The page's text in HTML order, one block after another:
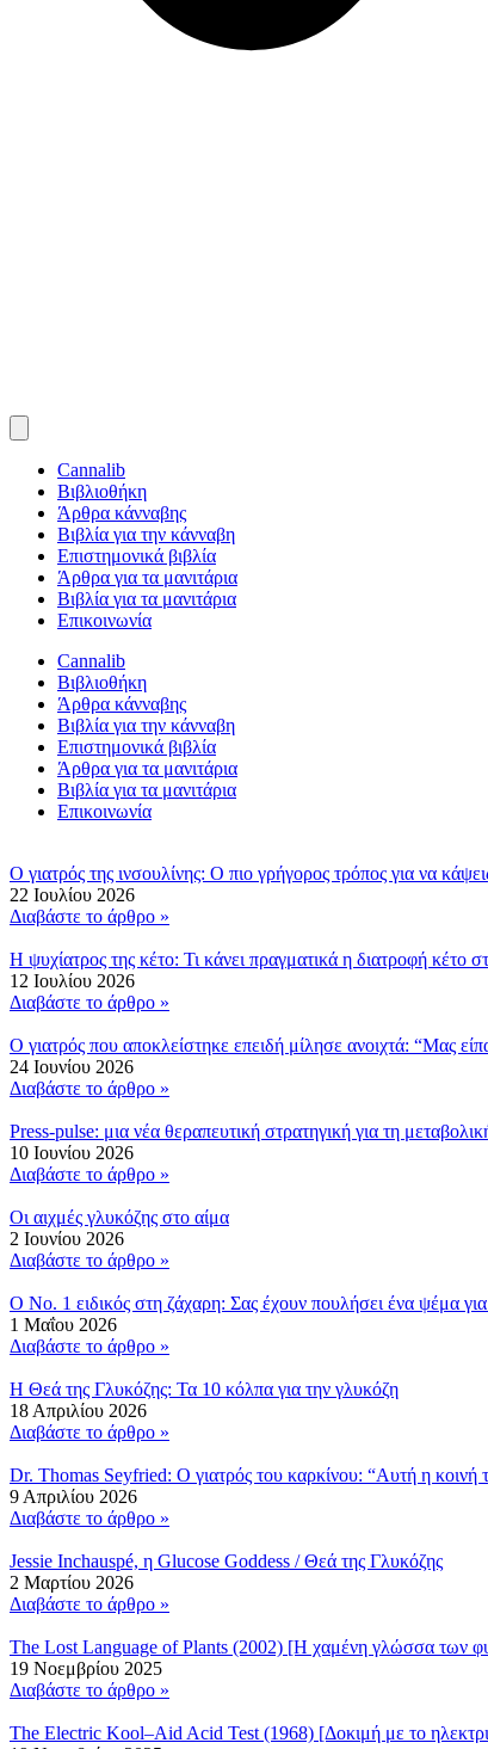
Cannalib
Βιβλιοθήκη
Άρθρα κάνναβης
Βιβλία για την κάνναβη
Επιστημονικά βιβλία
Άρθρα για τα μανιτάρια
Βιβλία για τα μανιτάρια
Επικοινωνία
Cannalib
Βιβλιοθήκη
Άρθρα κάνναβης
Βιβλία για την κάνναβη
Επιστημονικά βιβλία
Άρθρα για τα μανιτάρια
Βιβλία για τα μανιτάρια
Επικοινωνία
Ο γιατρός της ινσουλίνης: Ο πιο γρήγορος τρόπος για να
22 Ιουλίου 2026
Διαβάστε το άρθρο »
Η ψυχίατρος της κέτο: Τι κάνει πραγματικά η διατροφή
12 Ιουλίου 2026
Διαβάστε το άρθρο »
Ο γιατρός που αποκλείστηκε επειδή μίλησε ανοιχτά: “Μας
24 Ιουνίου 2026
Διαβάστε το άρθρο »
Press-pulse: μια νέα θεραπευτική στρατηγική για τη
10 Ιουνίου 2026
Διαβάστε το άρθρο »
Οι αιχμές γλυκόζης στο αίμα
2 Ιουνίου 2026
Διαβάστε το άρθρο »
Ο Νο. 1 ειδικός στη ζάχαρη: Σας έχουν πουλήσει ένα ψέμα για
1 Μαΐου 2026
Διαβάστε το άρθρο »
Η Θεά της Γλυκόζης: Τα 10 κόλπα για την γλυκόζη
18 Απριλίου 2026
Διαβάστε το άρθρο »
Dr. Thomas Seyfried: Ο γιατρός του καρκίνου: “Αυτή η κοινή
9 Απριλίου 2026
Διαβάστε το άρθρο »
Jessie Inchauspé, η Glucose Goddess / Θεά της Γλυκόζης
2 Μαρτίου 2026
Διαβάστε το άρθρο »
The Lost Language of Plants (2002) [Η χαμένη γλώσσα των
19 Νοεμβρίου 2025
Διαβάστε το άρθρο »
The Electric Kool–Aid Acid Test (1968) [Δοκιμή με το